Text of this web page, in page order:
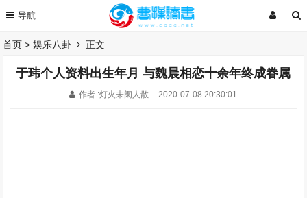
首页 >娱乐八卦 正文
于玮个人资料出生年月 与魏晨相恋十余年终成眷属
作者 :灯火未阑人散 2020-07-08 20:30:01